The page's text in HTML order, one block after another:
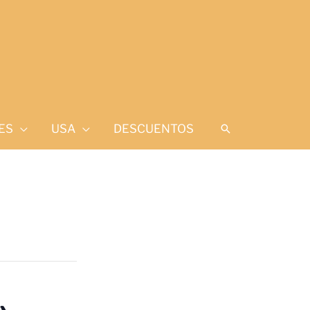
USA DESCUENTOS Buscar